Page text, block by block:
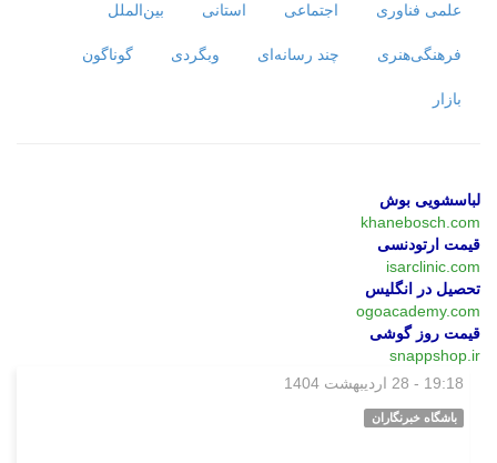
علمی فناوری اجتماعی استانی بین‌الملل
فرهنگی‌هنری چند رسانه‌ای وبگردی گوناگون
بازار
لباسشویی بوش
khanebosch.com
قیمت ارتودنسی
isarclinic.com
تحصیل در انگلیس
ogoacademy.com
قیمت روز گوشی
snappshop.ir
19:18 - 28 اردیبهشت 1404
باشگاه خبرنگاران